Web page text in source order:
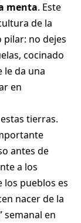
menta. Este
de la
no dejes
cocinado
le da una
en
tierras.
antes de
a los
los pueblos es
nacer de la
semanal en